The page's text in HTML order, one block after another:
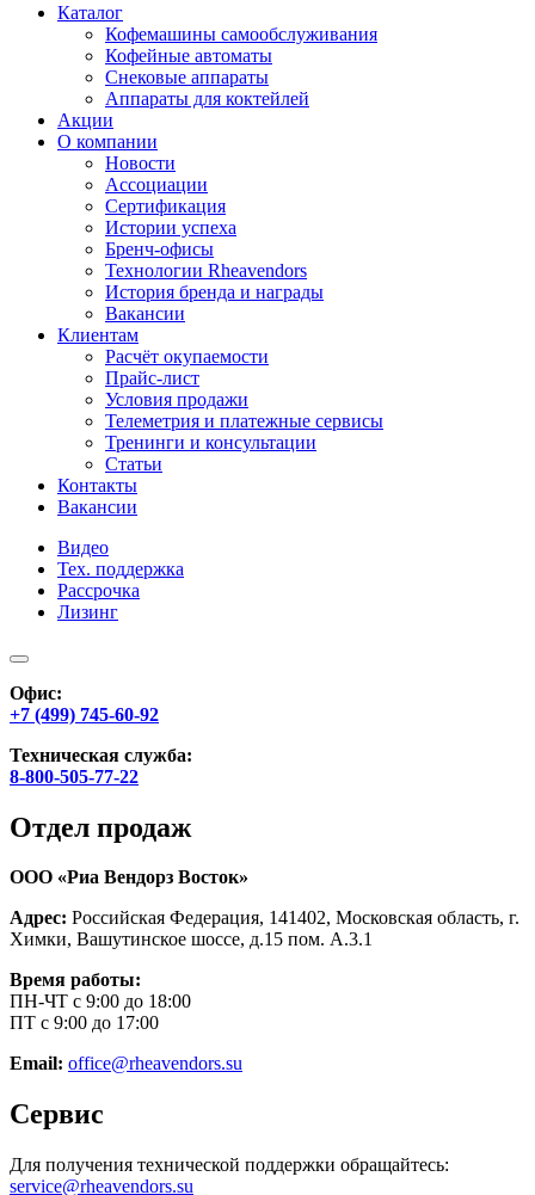
Каталог
Кофемашины самообслуживания
Кофейные автоматы
Снековые аппараты
Аппараты для коктейлей
Акции
О компании
Новости
Ассоциации
Сертификация
Истории успеха
Бренч-офисы
Технологии Rheavendors
История бренда и награды
Вакансии
Клиентам
Расчёт окупаемости
Прайс-лист
Условия продажи
Телеметрия и платежные сервисы
Тренинги и консультации
Статьи
Контакты
Вакансии
Видео
Тех. поддержка
Рассрочка
Лизинг
Офис:
+7 (499) 745-60-92
Техническая служба:
8-800-505-77-22
Отдел продаж
ООО «Риа Вендорз Восток»
Адрес: Российская Федерация, 141402, Московская область, г.
Химки, Вашутинское шоссе, д.15 пом. А.3.1
Время работы:
ПН-ЧТ с 9:00 до 18:00
ПТ с 9:00 до 17:00
Email: office@rheavendors.su
Сервис
Для получения технической поддержки обращайтесь:
service@rheavendors.su